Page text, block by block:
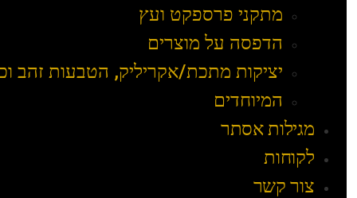
מתקני פרספקט ועץ
הדפסה על מוצרים
יציקות מתכת/אקריליק, הטבעות זהב
המיוחדים
מגילות אסתר
לקוחות
צור קשר